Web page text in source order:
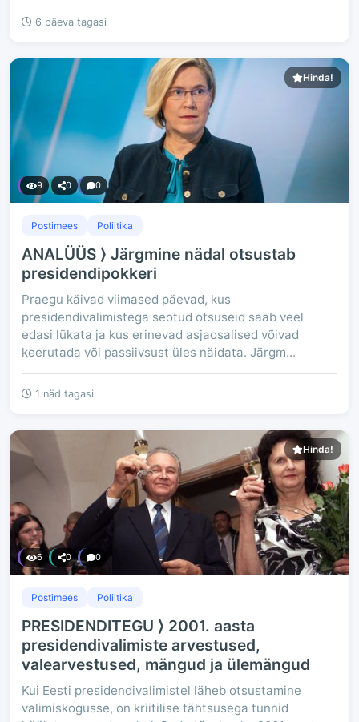
6 päeva tagasi
Hinda!
9 0 0
Postimees Poliitika
ANALÜÜS ⟩ Järgmine nädal otsustab
presidendipokkeri
Praegu käivad viimased päevad, kus
presidendivalimistega seotud otsuseid saab veel
edasi lükata ja kus erinevad asjaosalised võivad
keerutada või passiivsust üles näidata. Järgm...
1 näd tagasi
Hinda!
6 0 0
Postimees Poliitika
PRESIDENDITEGU ⟩ 2001. aasta
presidendivalimiste arvestused,
valearvestused, mängud ja ülemängud
Kui Eesti presidendivalimistel läheb otsustamine
valimiskogusse, on kriitilise tähtsusega tunnid